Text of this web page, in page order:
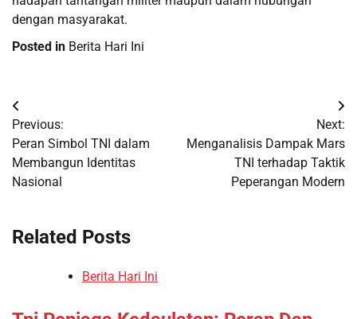
dengan masyarakat.
Posted in Berita Hari Ini
Post
navigation
Previous:
Peran Simbol TNI dalam
Membangun Identitas
Nasional
Next:
Menganalisis Dampak Mars
TNI terhadap Taktik
Peperangan Modern
Related Posts
Berita Hari Ini